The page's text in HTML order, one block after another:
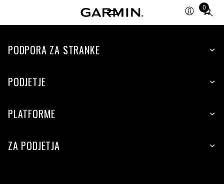
0
Total
items
cart:
PODPORA ZA STRANKE
PODJETJE
PLATFORME
ZA PODJETJA